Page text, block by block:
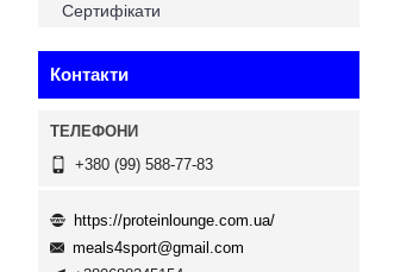
Сертифікати
Контакти
+380 (99) 588-77-83
https://proteinlounge.com.ua/
meals4sport@gmail.com